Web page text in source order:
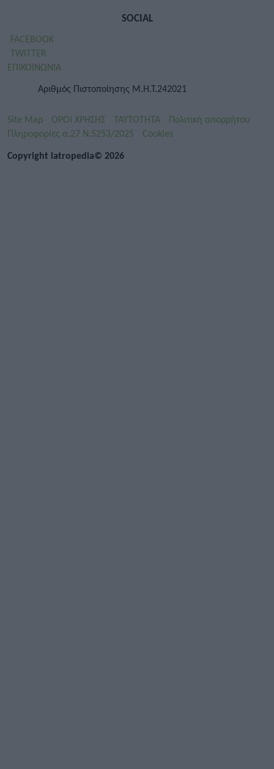
SOCIAL
FACEBOOK
TWITTER
ΕΠΙΚΟΙΝΩΝΙΑ
Αριθμός Πιστοποίησης Μ.Η.Τ.242021
Site Map ΟΡΟΙ ΧΡΗΣΗΣ ΤΑΥΤΟΤΗΤΑ
Πολιτική απορρήτου
Πληροφορίες α.27 Ν.5253/2025
Cookies
Copyright iatropedia© 2026